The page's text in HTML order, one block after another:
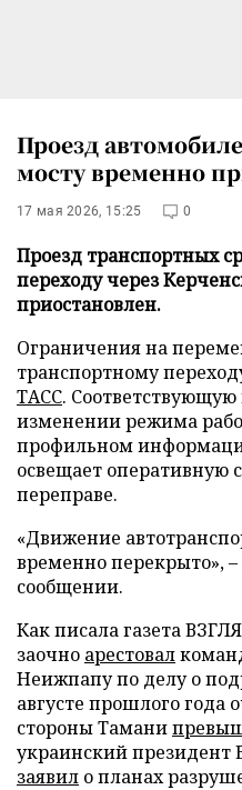
Проезд
мосту временно
17 мая 2026, 15:25 0
Проезд транспортных
переходу через
приостановлен.
Ограничения на
транспортному
ТАСС.
изменении режима
профильном
освещает оперативную
переправе.
«Движение
временно перекрыто»,
сообщении.
Как писала газета
заочно арестовал
Неижпапу по делу о
августе прошлого года
стороны Тамани
украинский президент
заявил о планах